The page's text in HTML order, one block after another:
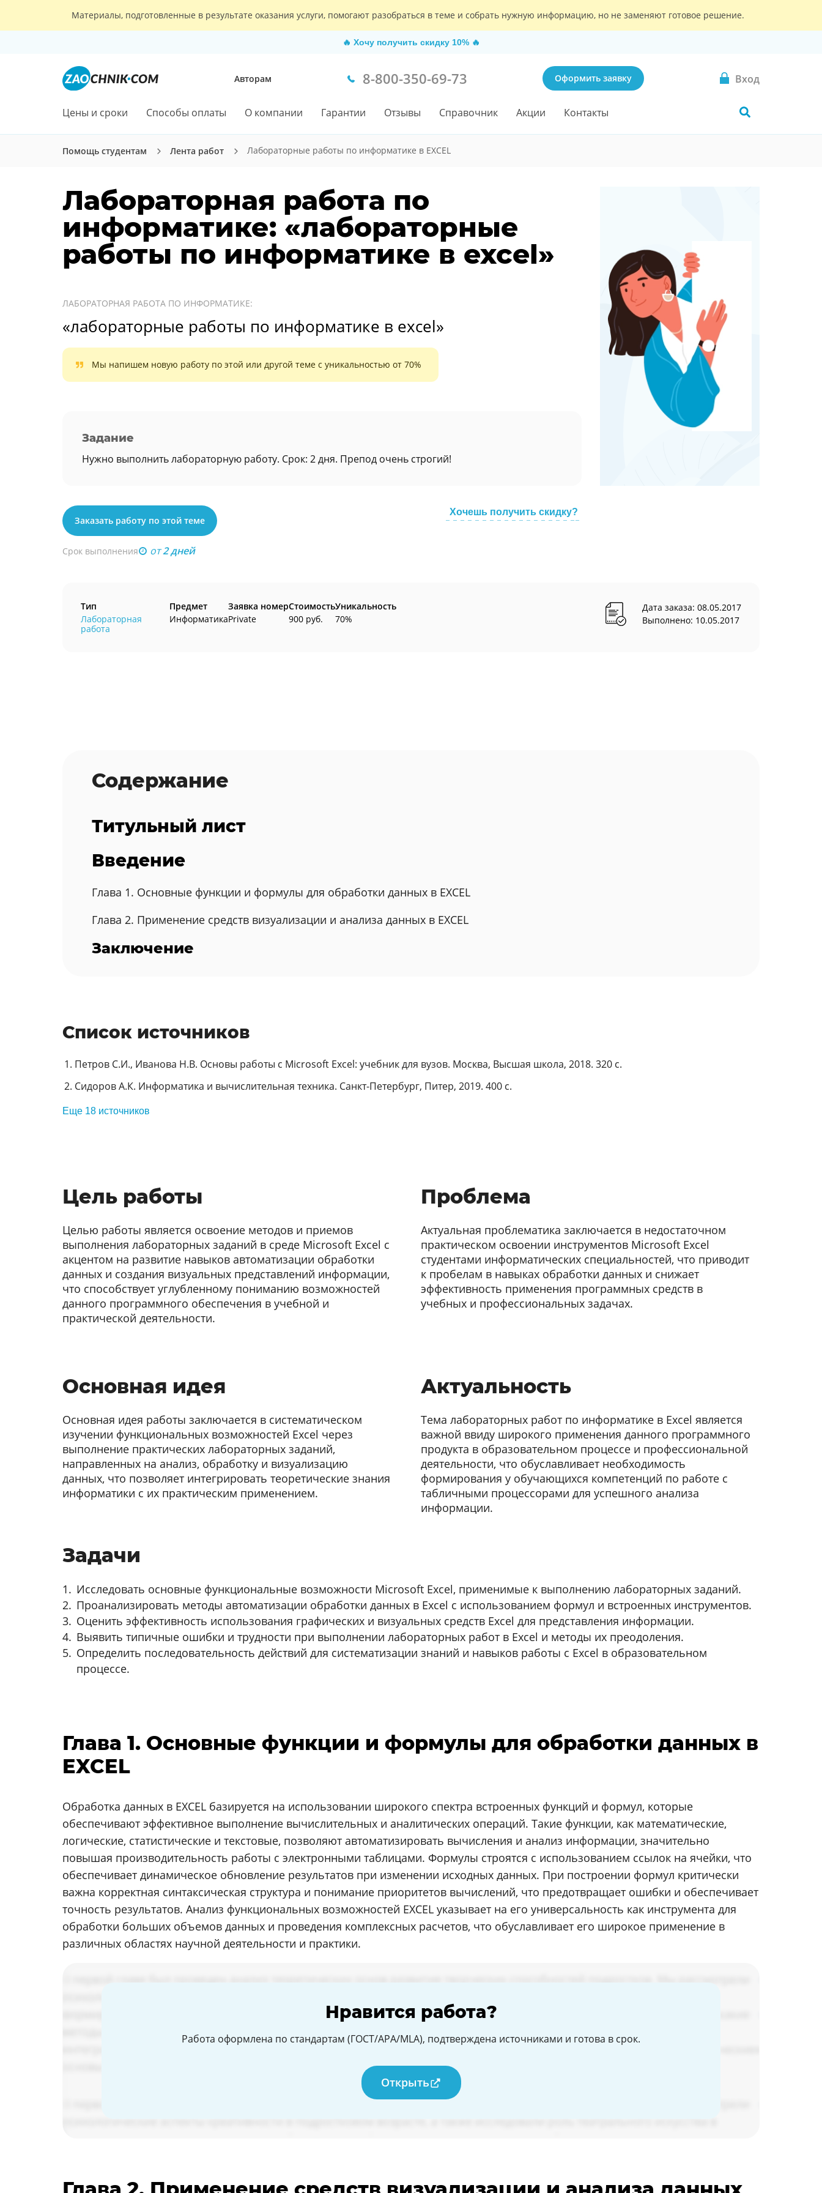
Материалы, подготовленные в результате оказания услуги, помогают разобраться в теме и собрать нужную информацию, но не заменяют готовое решение.
🔥 Хочу получить скидку 10% 🔥
Авторам 8-800-350-69-73 Оформить заявку Вход
Цены и сроки Способы оплаты О компании Гарантии Отзывы Справочник Акции Контакты
Помощь студентам Лента работ Лабораторные работы по информатике в EXCEL
Лабораторная работа по
информатике: «лабораторные
работы по информатике в excel»
ЛАБОРАТОРНАЯ РАБОТА ПО ИНФОРМАТИКЕ:
«лабораторные работы по информатике в excel»
Мы напишем новую работу по этой или другой теме с уникальностью от 70%
Задание
Нужно выполнить лабораторную работу. Срок: 2 дня. Препод очень строгий!
Заказать работу по этой теме
Срок выполнения от2 дней
Хочешь получить скидку?
Тип
Лабораторная
работа
Предмет
Информатика
Заявка номер
Private
Стоимость
900 руб.
Уникальность
70%
Дата заказа: 08.05.2017
Выполнено: 10.05.2017
Содержание
Титульный лист
Введение
Глава 1. Основные функции и формулы для обработки данных в EXCEL
Глава 2. Применение средств визуализации и анализа данных в EXCEL
Заключение
Список источников
Петров С.И., Иванова Н.В. Основы работы с Microsoft Excel: учебник для вузов. Москва, Высшая школа, 2018. 320 с.
Сидоров А.К. Информатика и вычислительная техника. Санкт-Петербург, Питер, 2019. 400 с.
Еще 18 источников
Цель работы
Целью работы является освоение методов и приемов
выполнения лабораторных заданий в среде Microsoft Excel с
акцентом на развитие навыков автоматизации обработки
данных и создания визуальных представлений информации,
что способствует углубленному пониманию возможностей
данного программного обеспечения в учебной и
практической деятельности.
Проблема
Актуальная проблематика заключается в недостаточном
практическом освоении инструментов Microsoft Excel
студентами информатических специальностей, что приводит
к пробелам в навыках обработки данных и снижает
эффективность применения программных средств в
учебных и профессиональных задачах.
Основная идея
Основная идея работы заключается в систематическом
изучении функциональных возможностей Excel через
выполнение практических лабораторных заданий,
направленных на анализ, обработку и визуализацию
данных, что позволяет интегрировать теоретические знания
информатики с их практическим применением.
Актуальность
Тема лабораторных работ по информатике в Excel является
важной ввиду широкого применения данного программного
продукта в образовательном процессе и профессиональной
деятельности, что обуславливает необходимость
формирования у обучающихся компетенций по работе с
табличными процессорами для успешного анализа
информации.
Задачи
Исследовать основные функциональные возможности Microsoft Excel, применимые к выполнению лабораторных заданий.
Проанализировать методы автоматизации обработки данных в Excel с использованием формул и встроенных инструментов.
Оценить эффективность использования графических и визуальных средств Excel для представления информации.
Выявить типичные ошибки и трудности при выполнении лабораторных работ в Excel и методы их преодоления.
Определить последовательность действий для систематизации знаний и навыков работы с Excel в образовательном
процессе.
Глава 1. Основные функции и формулы для обработки данных в
EXCEL
Обработка данных в EXCEL базируется на использовании широкого спектра встроенных функций и формул, которые
обеспечивают эффективное выполнение вычислительных и аналитических операций. Такие функции, как математические,
логические, статистические и текстовые, позволяют автоматизировать вычисления и анализ информации, значительно
повышая производительность работы с электронными таблицами. Формулы строятся с использованием ссылок на ячейки, что
обеспечивает динамическое обновление результатов при изменении исходных данных. При построении формул критически
важна корректная синтаксическая структура и понимание приоритетов вычислений, что предотвращает ошибки и обеспечивает
точность результатов. Анализ функциональных возможностей EXCEL указывает на его универсальность как инструмента для
обработки больших объемов данных и проведения комплексных расчетов, что обуславливает его широкое применение в
различных областях научной деятельности и практики.
Нравится работа?
Работа оформлена по стандартам (ГОСТ/APA/MLA), подтверждена источниками и готова в срок.
Открыть